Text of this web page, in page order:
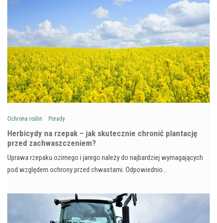
Ochrona roślin Porady
Herbicydy na rzepak – jak skutecznie chronić plantację
przed zachwaszczeniem?
Uprawa rzepaku ozimego i jarego należy do najbardziej wymagających
pod względem ochrony przed chwastami. Odpowiednio…